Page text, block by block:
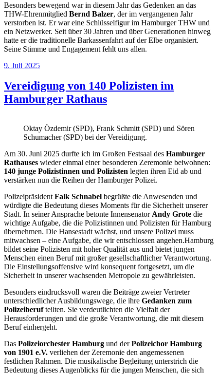
Besonders bewegend war in diesem Jahr das Gedenken an das
THW-Ehrenmitglied Bernd Balzer, der im vergangenen Jahr
verstorben ist. Er war eine Schlüsselfigur im Hamburger THW und
ein Netzwerker. Seit über 30 Jahren und über Generationen hinweg
hatte er die traditionelle Barkassenfahrt auf der Elbe organisiert.
Seine Stimme und Engagement fehlt uns allen.
Veröffentlicht
9. Juli 2025
Vereidigung von 140 Polizisten im
Hamburger Rathaus
Oktay Özdemir (SPD), Frank Schmitt (SPD) und Sören
Schumacher (SPD) bei der Vereidigung.
Am 30. Juni 2025 durfte ich im Großen Festsaal des Hamburger
Rathauses wieder einmal einer besonderen Zeremonie beiwohnen:
140 junge Polizistinnen und Polizisten legten ihren Eid ab und
verstärken nun die Reihen der Hamburger Polizei.
Polizeipräsident Falk Schnabel begrüßte die Anwesenden und
würdigte die Bedeutung dieses Moments für die Sicherheit unserer
Stadt. In seiner Ansprache betonte Innensenator Andy Grote die
wichtige Aufgabe, die die Polizistinnen und Polizisten für Hamburg
übernehmen. Die Hansestadt wächst, und unsere Polizei muss
mitwachsen – eine Aufgabe, die wir entschlossen angehen.Hamburg
bildet seine Polizisten mit hoher Qualität aus und bietet jungen
Menschen einen Beruf mit großer gesellschaftlicher Verantwortung.
Die Einstellungsoffensive wird konsequent fortgesetzt, um die
Sicherheit in unserer wachsenden Metropole zu gewährleisten.
Besonders eindrucksvoll waren die Beiträge zweier Vertreter
unterschiedlicher Ausbildungswege, die ihre Gedanken zum
Polizeiberufteilten. Sie verdeutlichten die Vielfalt der
Herausforderungen und die große Verantwortung, die mit diesem
Beruf einhergeht.
Das Polizeiorchester Hamburg und derPolizeichor Hamburg
von 1901 e.V. verliehen der Zeremonie den angemessenen
festlichen Rahmen. Die musikalische Begleitung unterstrich die
Bedeutung dieses Augenblicks für die jungen Menschen, die sich